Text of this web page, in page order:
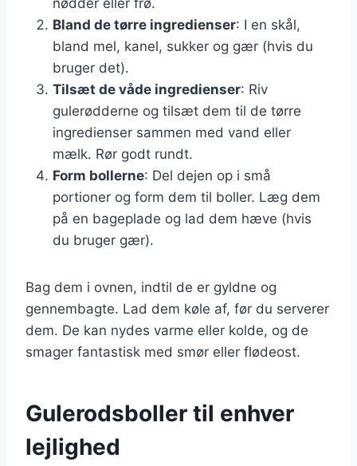
Bland de tørre ingredienser: I en skål,
bland mel, kanel, sukker og gær (hvis du
bruger det).
Tilsæt de våde ingredienser: Riv
gulerødderne og tilsæt dem til de tørre
ingredienser sammen med vand eller
mælk. Rør godt rundt.
Form bollerne: Del dejen op i små
portioner og form dem til boller. Læg dem
på en bageplade og lad dem hæve (hvis
du bruger gær).
Bag dem i ovnen, indtil de er gyldne og
gennembagte. Lad dem køle af, før du serverer
dem. De kan nydes varme eller kolde, og de
smager fantastisk med smør eller flødeost.
Gulerodsboller til enhver
lejlighed